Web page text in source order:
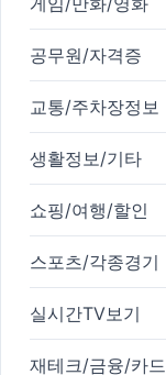
공무원/자격증
교통/주차장정보
생활정보/기타
쇼핑/여행/할인
스포츠/각종경기
실시간TV보기
재테크/금융/카드